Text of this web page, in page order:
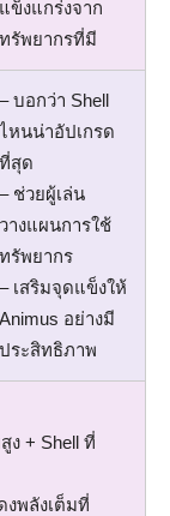
แข็งแกร่งจาก
ทรัพยากรที่มี
– บอกว่า Shell
ไหนน่าอัปเกรด
ที่สุด
– ช่วยผู้เล่น
วางแผนการใช้
ทรัพยากร
– เสริมจุดแข็งให้
Animus อย่างมี
ประสิทธิภาพ
ง + Shell ที่
งพลังเต็มที่